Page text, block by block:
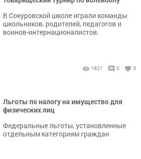
В Сокуровской школе играли команды
школьников, родителей, педагогов и
воинов-интернационалистов.
1821 0 0
Льготы по налогу на имущество для
физических лиц
Федеральные льготы, установленные
отдельным категориям граждан